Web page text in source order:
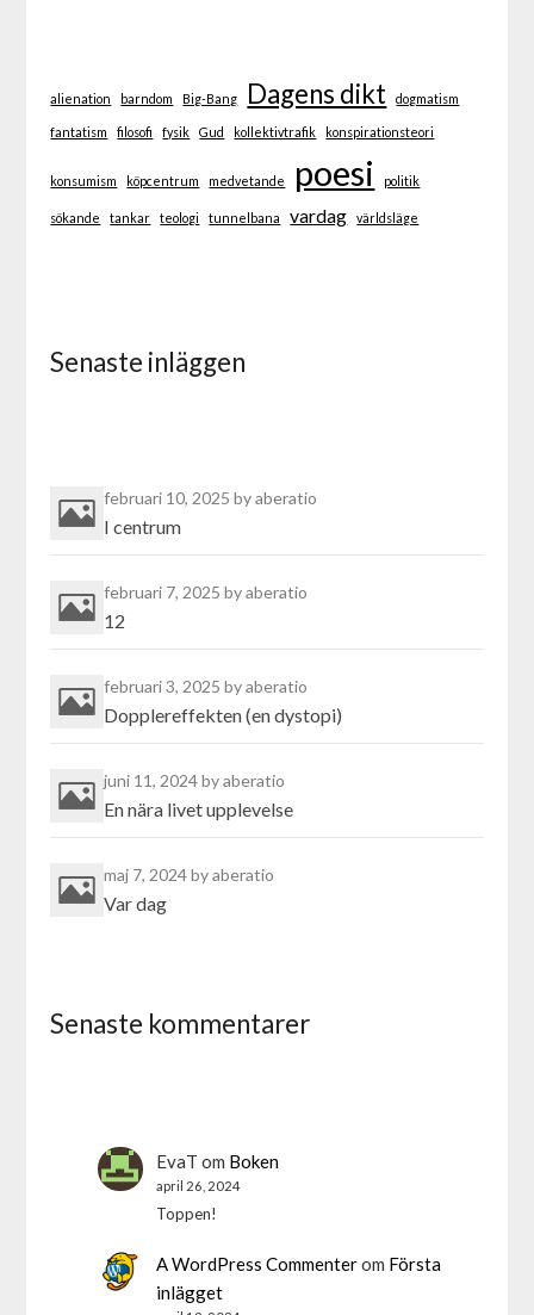
alienation barndom Big-Bang Dagens dikt dogmatism
fantatism filosofi fysik Gud kollektivtrafik konspirationsteori
konsumism köpcentrum medvetande poesi politik
sökande tankar teologi tunnelbana vardag världsläge
Senaste inläggen
februari 10, 2025by aberatio
I centrum
februari 7, 2025by aberatio
12
februari 3, 2025by aberatio
Dopplereffekten (en dystopi)
juni 11, 2024by aberatio
En nära livet upplevelse
maj 7, 2024by aberatio
Var dag
Senaste kommentarer
EvaT om Boken
april 26, 2024
Toppen!
A WordPress Commenterom Första
inlägget